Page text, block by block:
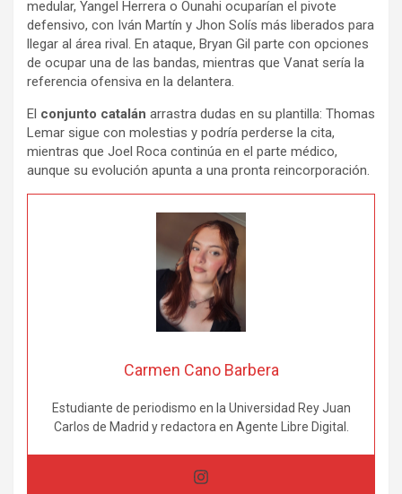
medular, Yangel Herrera o Ounahi ocuparían el pivote
defensivo, con Iván Martín y Jhon Solís más liberados para
llegar al área rival. En ataque, Bryan Gil parte con opciones
de ocupar una de las bandas, mientras que Vanat sería la
referencia ofensiva en la delantera.
El conjunto catalán arrastra dudas en su plantilla: Thomas
Lemar sigue con molestias y podría perderse la cita,
mientras que Joel Roca continúa en el parte médico,
aunque su evolución apunta a una pronta reincorporación.
Carmen Cano Barbera
Estudiante de periodismo en la Universidad Rey Juan
Carlos de Madrid y redactora en Agente Libre Digital.